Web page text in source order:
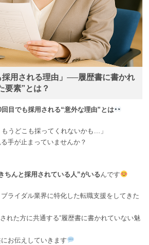
採用される理由」──履歴書に書かれ
要素”とは？
目でも採用される“意外な理由”とは
もうどこも採ってくれないかも…」
手が止まっていませんか？
ちんと採用されている人”がいるんです
ライダル業界に特化した転職支援をしてきた
れた方に共通する“履歴書に書かれていない魅
お伝えしていきます